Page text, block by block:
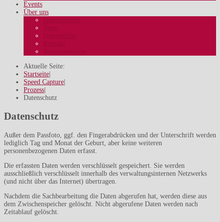
Events
Über uns
Aktuelle Seite:
Startseite
Speed Capture
Prozess
Datenschutz
Datenschutz
Außer dem Passfoto, ggf. den Fingerabdrücken und der Unterschrift werden
lediglich Tag und Monat der Geburt, aber keine weiteren
personenbezogenen Daten erfasst.
Die erfassten Daten werden verschlüsselt gespeichert. Sie werden
ausschließlich verschlüsselt innerhalb des verwaltungsinternen Netzwerks
(und nicht über das Internet) übertragen.
Nachdem die Sachbearbeitung die Daten abgerufen hat, werden diese aus
dem Zwischenspeicher gelöscht. Nicht abgerufene Daten werden nach
Zeitablauf gelöscht.